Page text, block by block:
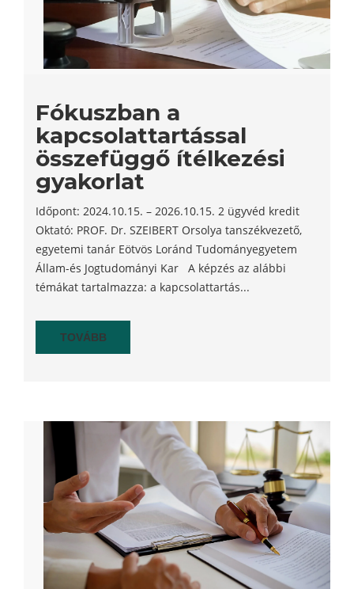
Fókuszban a
kapcsolattartással
összefüggő ítélkezési
gyakorlat
Időpont: 2024.10.15. – 2026.10.15. 2 ügyvéd kredit
Oktató: PROF. Dr. SZEIBERT Orsolya tanszékvezető,
egyetemi tanár Eötvös Loránd Tudományegyetem
Állam-és Jogtudományi Kar A képzés az alábbi
témákat tartalmazza: a kapcsolattartás...
TOVÁBB